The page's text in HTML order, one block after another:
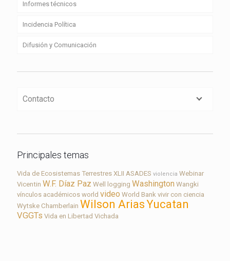
Informes técnicos
Incidencia Política
Difusión y Comunicación
Contacto
Principales temas
Vida de Ecosistemas Terrestres XLII ASADES violencia Webinar
Vicentin W.F. Díaz Paz Well logging Washington Wangki
vínculos académicos world video World Bank vivir con ciencia
Wytske Chamberlain Wilson AriasYucatan
VGGTs Vida en Libertad Vichada